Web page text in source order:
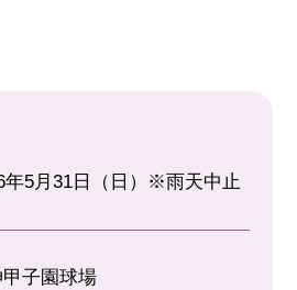
年5月31日（日）※雨天中止
甲子園球場